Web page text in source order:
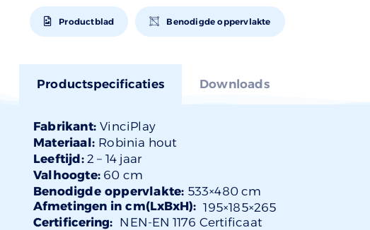
Productblad Benodigde oppervlakte
Productspecificaties Downloads
Fabrikant:VinciPlay
Materiaal: Robinia hout
Leeftijd:2 – 14 jaar
Valhoogte: 60 cm
Benodigde oppervlakte: 533×480 cm
Afmetingen in cm(LxBxH): 195×185×265
Certificering: NEN-EN 1176 Certificaat